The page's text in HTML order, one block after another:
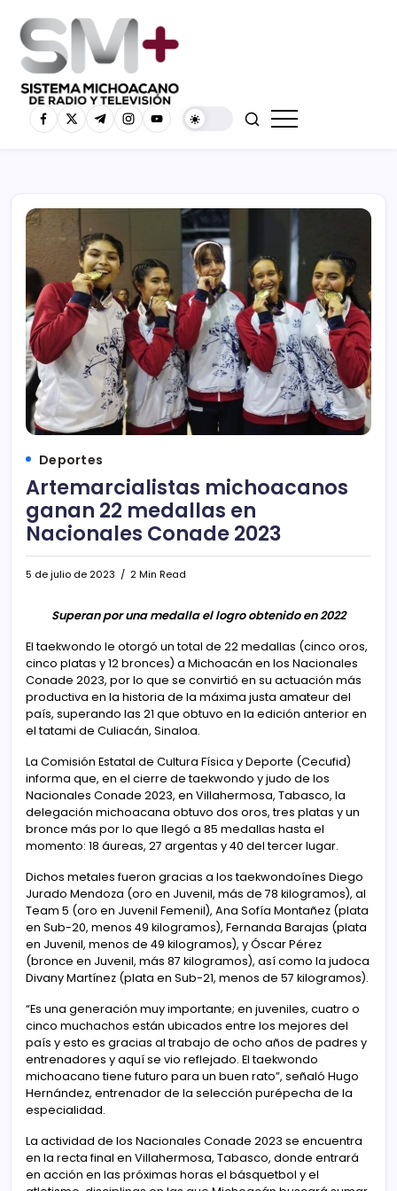
Deportes
Artemarcialistas michoacanos
ganan 22 medallas en
Nacionales Conade 2023
5 de julio de 2023 2 Min Read
Superan por una medalla el logro obtenido en 2022
El taekwondo le otorgó un total de 22 medallas (cinco oros,
cinco platas y 12 bronces) a Michoacán en los Nacionales
Conade 2023, por lo que se convirtió en su actuación más
productiva en la historia de la máxima justa amateur del
país, superando las 21 que obtuvo en la edición anterior en
el tatami de Culiacán, Sinaloa.
La Comisión Estatal de Cultura Física y Deporte (Cecufid)
informa que, en el cierre de taekwondo y judo de los
Nacionales Conade 2023, en Villahermosa, Tabasco, la
delegación michoacana obtuvo dos oros, tres platas y un
bronce más por lo que llegó a 85 medallas hasta el
momento: 18 áureas, 27 argentas y 40 del tercer lugar.
Dichos metales fueron gracias a los taekwondoínes Diego
Jurado Mendoza (oro en Juvenil, más de 78 kilogramos), al
Team 5 (oro en Juvenil Femenil), Ana Sofía Montañez (plata
en Sub-20, menos 49 kilogramos), Fernanda Barajas (plata
en Juvenil, menos de 49 kilogramos), y Óscar Pérez
(bronce en Juvenil, más 87 kilogramos), así como la judoca
Divany Martínez (plata en Sub-21, menos de 57 kilogramos).
“Es una generación muy importante; en juveniles, cuatro o
cinco muchachos están ubicados entre los mejores del
país y esto es gracias al trabajo de ocho años de padres y
entrenadores y aquí se vio reflejado. El taekwondo
michoacano tiene futuro para un buen rato”, señaló Hugo
Hernández, entrenador de la selección purépecha de la
especialidad.
La actividad de los Nacionales Conade 2023 se encuentra
en la recta final en Villahermosa, Tabasco, donde entrará
en acción en las próximas horas el básquetbol y el